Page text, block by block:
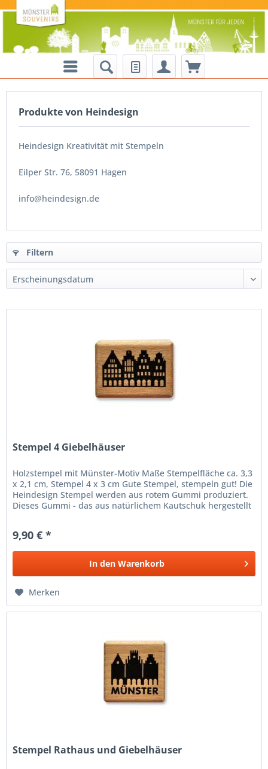
Produkte von Heindesign
Heindesign Kreativität mit Stempeln
Eilper Str. 76, 58091 Hagen
info@heindesign.de
Filtern
Stempel 4 Giebelhäuser
Holzstempel mit Münster-Motiv Maße Stempelfläche ca. 3,3
x 2,1 cm, Stempel 4 x 3 cm Gute Stempel, stempeln gut! Die
Heindesign Stempel werden aus rotem Gummi produziert.
Dieses Gummi - das aus natürlichem Kautschuk hergestellt
9,90 € *
In den Warenkorb
Merken
Stempel Rathaus und Giebelhäuser